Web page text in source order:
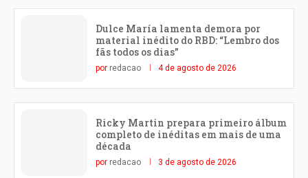
Dulce María lamenta demora por
material inédito do RBD: “Lembro dos
fãs todos os dias”
por redacao 4 de agosto de 2026
Ricky Martin prepara primeiro álbum
completo de inéditas em mais de uma
década
por redacao 3 de agosto de 2026